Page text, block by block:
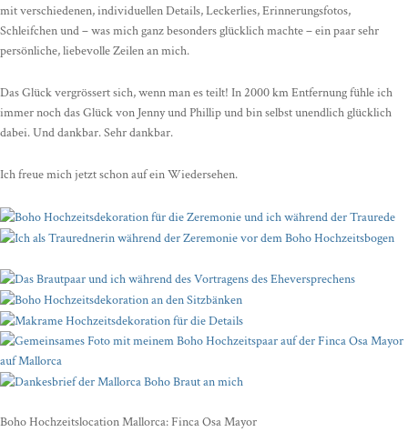
mit verschiedenen, individuellen Details, Leckerlies, Erinnerungsfotos,
Schleifchen und – was mich ganz besonders glücklich machte – ein paar sehr
persönliche, liebevolle Zeilen an mich.
Das Glück vergrössert sich, wenn man es teilt! In 2000 km Entfernung fühle ich
immer noch das Glück von Jenny und Phillip und bin selbst unendlich glücklich
dabei. Und dankbar. Sehr dankbar.
Ich freue mich jetzt schon auf ein Wiedersehen.
Boho Hochzeitslocation Mallorca: Finca Osa Mayor